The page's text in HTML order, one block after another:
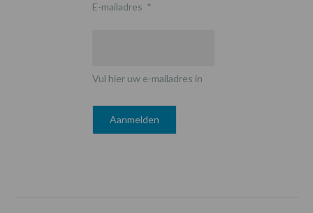
E-mailadres *
Vul hier uw e-mailadres in